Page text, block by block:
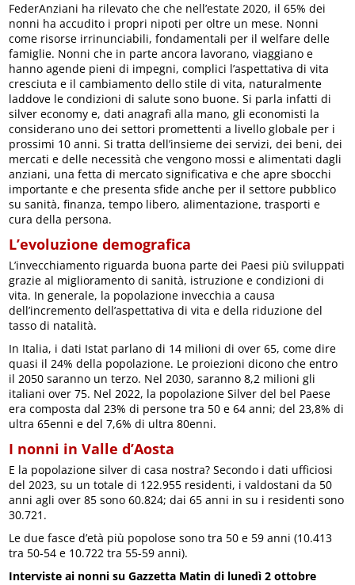
FederAnziani ha rilevato che che nell’estate 2020, il 65% dei
nonni ha accudito i propri nipoti per oltre un mese. Nonni
come risorse irrinunciabili, fondamentali per il welfare delle
famiglie. Nonni che in parte ancora lavorano, viaggiano e
hanno agende pieni di impegni, complici l’aspettativa di vita
cresciuta e il cambiamento dello stile di vita, naturalmente
laddove le condizioni di salute sono buone. Si parla infatti di
silver economy e, dati anagrafi alla mano, gli economisti la
considerano uno dei settori promettenti a livello globale per i
prossimi 10 anni. Si tratta dell’insieme dei servizi, dei beni, dei
mercati e delle necessità che vengono mossi e alimentati dagli
anziani, una fetta di mercato significativa e che apre sbocchi
importante e che presenta sfide anche per il settore pubblico
su sanità, finanza, tempo libero, alimentazione, trasporti e
cura della persona.
L’evoluzione demografica
L’invecchiamento riguarda buona parte dei Paesi più sviluppati
grazie al miglioramento di sanità, istruzione e condizioni di
vita. In generale, la popolazione invecchia a causa
dell’incremento dell’aspettativa di vita e della riduzione del
tasso di natalità.
In Italia, i dati Istat parlano di 14 milioni di over 65, come dire
quasi il 24% della popolazione. Le proiezioni dicono che entro
il 2050 saranno un terzo. Nel 2030, saranno 8,2 milioni gli
italiani over 75. Nel 2022, la popolazione Silver del bel Paese
era composta dal 23% di persone tra 50 e 64 anni; del 23,8% di
ultra 65enni e del 7,6% di ultra 80enni.
I nonni in Valle d’Aosta
E la popolazione silver di casa nostra? Secondo i dati ufficiosi
del 2023, su un totale di 122.955 residenti, i valdostani da 50
anni agli over 85 sono 60.824; dai 65 anni in su i residenti sono
30.721.
Le due fasce d’età più popolose sono tra 50 e 59 anni (10.413
tra 50-54 e 10.722 tra 55-59 anni).
Interviste ai nonni su Gazzetta Matin di lunedì 2 ottobre